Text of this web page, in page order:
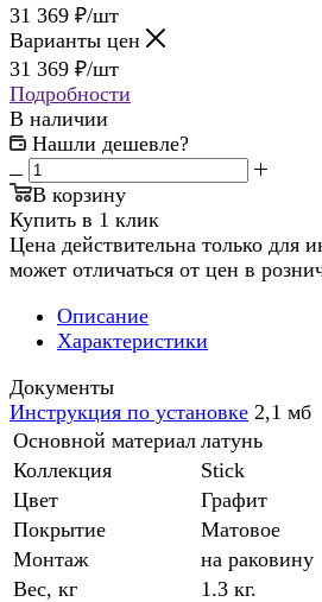
31 369 ₽/шт
Варианты цен
31 369 ₽/шт
Подробности
В наличии
Нашли дешевле?
В корзину
Купить в 1 клик
Цена действительна только для
может отличаться от цен в
Описание
Характеристики
Документы
Инструкция по установке 2,1 мб
Основной материал латунь
Коллекция
Stick
Цвет
Графит
Покрытие
Матовое
Монтаж
на раковину
Вес, кг
1.3 кг.